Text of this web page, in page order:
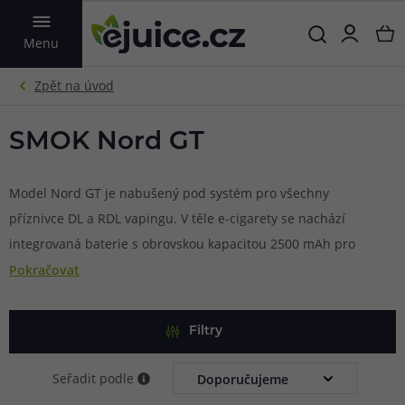
Menu
VYHLEDAT
SMOK Nord GT
Model Nord GT je nabušený pod systém pro všechny
příznivce DL a RDL vapingu. V těle e-cigarety se nachází
integrovaná baterie s obrovskou kapacitou 2500 mAh pro
intenzivní používání a provoz s vysokým výstupním
pohodlně sledovat na praktickém a čitelném displeji v
Pokračovat
Filtry
Seřadit podle